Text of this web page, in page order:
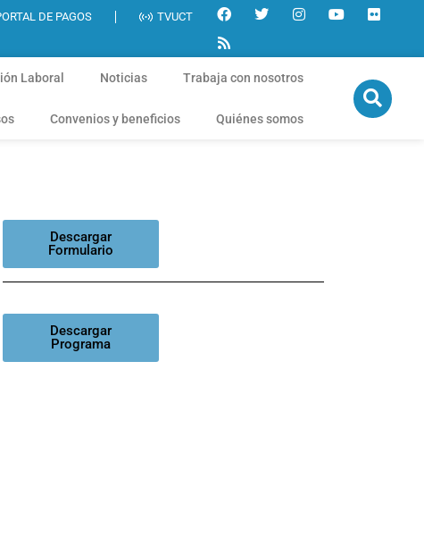
DE PAGOS TVUCT
Laboral Noticias Trabaja con nosotros
Convenios y beneficios Quiénes somos
Descargar
Formulario
Descargar
Programa